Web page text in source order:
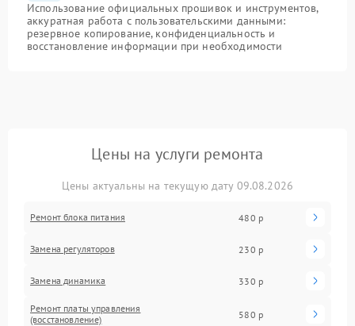
Использование официальных прошивок и инструментов,
аккуратная работа с пользовательскими данными:
резервное копирование, конфиденциальность и
восстановление информации при необходимости
Цены на услуги ремонта
Цены актуальны на текущую дату 09.08.2026
Ремонт блока питания 480 р
Замена регуляторов 230 р
Замена динамика 330 р
Ремонт платы управления
(восстановление)
580 р